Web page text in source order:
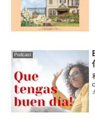
Podcast